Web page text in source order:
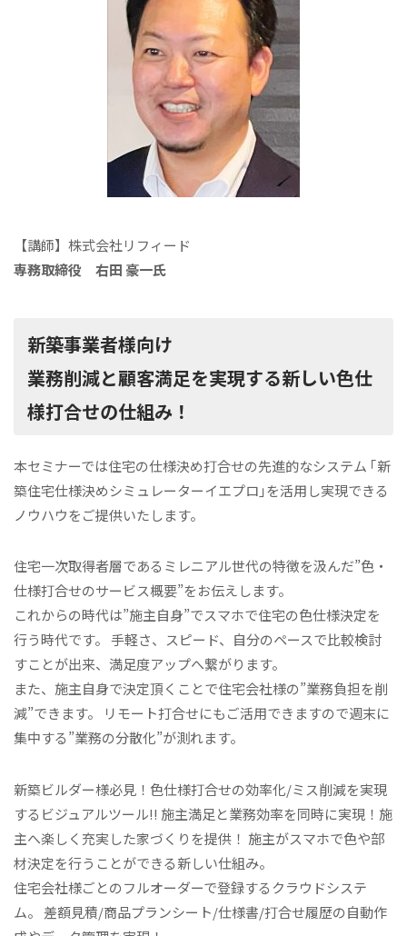
【講師】株式会社リフィード
専務取締役 右田 豪一氏
新築事業者様向け
業務削減と顧客満足を実現する新しい色仕
様打合せの仕組み！
本セミナーでは住宅の仕様決め打合せの先進的なシステム ｢新
築住宅仕様決めシミュレーターイエプロ｣を活用し実現できる
ノウハウをご提供いたします。
住宅一次取得者層であるミレニアル世代の特徴を汲んだ”色・
仕様打合せのサービス概要”をお伝えします。
これからの時代は”施主自身”でスマホで住宅の色仕様決定を
行う時代です。 手軽さ、スピード、自分のペースで比較検討
すことが出来、満足度アップへ繋がります。
また、施主自身で決定頂くことで住宅会社様の”業務負担を削
減”できます。 リモート打合せにもご活用できますので週末に
集中する”業務の分散化”が測れます。
新築ビルダー様必見！色仕様打合せの効率化/ミス削減を実現
するビジュアルツール!! 施主満足と業務効率を同時に実現！施
主へ楽しく充実した家づくりを提供！ 施主がスマホで色や部
材決定を行うことができる新しい仕組み。
住宅会社様ごとのフルオーダーで登録するクラウドシステ
ム。 差額見積/商品プランシート/仕様書/打合せ履歴の自動作